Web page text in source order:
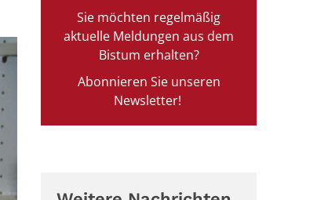
Sie möchten regelmäßig
aktuelle Meldungen aus dem
Bistum erhalten?
Abonnieren Sie unseren
Newsletter!